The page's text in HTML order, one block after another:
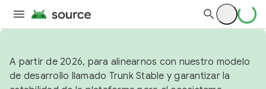
A partir de 2026, para alinearnos con nuestro modelo
de desarrollo llamado Trunk Stable y garantizar la